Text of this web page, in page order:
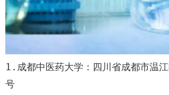
1.成都中医药大学：四川省成都市温
号